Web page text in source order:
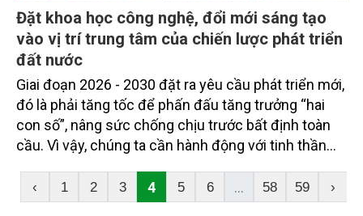
Đặt khoa học công nghệ, đổi mới sáng tạo
vào vị trí trung tâm của chiến lược phát triển
đất nước
Giai đoạn 2026 - 2030 đặt ra yêu cầu phát triển mới,
đó là phải tăng tốc để phấn đấu tăng trưởng “hai
con số”, nâng sức chống chịu trước bất định toàn
cầu. Vì vậy, chúng ta cần hành động với tinh thần
vì lợi ích quốc gia, dân tộc; đặt khoa học công nghệ,
đổi mới sáng tạo và chuyển đổi số vào vị trí trung
‹ 1 2 3 4 5 6 ... 58 59 ›